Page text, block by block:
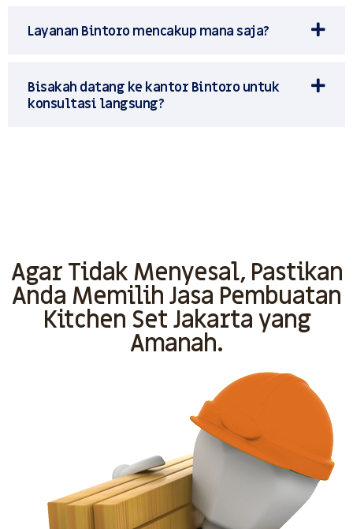
Layanan Bintoro mencakup mana saja?
Bisakah datang ke kantor Bintoro untuk
konsultasi langsung?
Agar Tidak Menyesal, Pastikan
Anda Memilih Jasa Pembuatan
Kitchen Set Jakarta yang
Amanah.